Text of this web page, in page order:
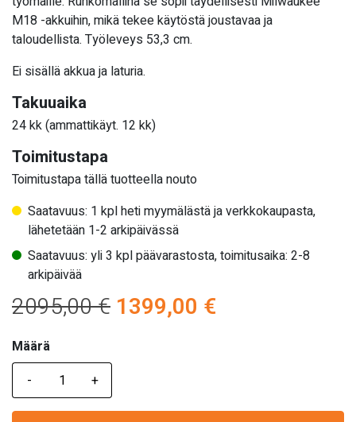
M18 -akkuihin, mikä tekee käytöstä joustavaa ja
taloudellista. Työleveys 53,3 cm.
Ei sisällä akkua ja laturia.
Takuuaika
24 kk (ammattikäyt. 12 kk)
Toimitustapa
Toimitustapa tällä tuotteella nouto
Saatavuus: 1 kpl heti myymälästä ja verkkokaupasta,
lähetetään 1-2 arkipäivässä
Saatavuus: yli 3 kpl päävarastosta, toimitusaika: 2-8
arkipäivää
2095,00€ Alkuperäinen
2095,00 €.
1399,00 €
1399,00 €.
Määrä
Määrä